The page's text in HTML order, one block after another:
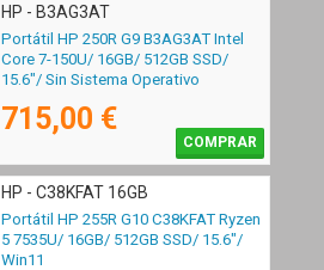
HP - B3AG3AT
Portátil HP 250R G9 B3AG3AT Intel
Core 7-150U/ 16GB/ 512GB SSD/
15.6"/ Sin Sistema Operativo
715,00 €
COMPRAR
HP - C38KFAT 16GB
Portátil HP 255R G10 C38KFAT Ryzen
5 7535U/ 16GB/ 512GB SSD/ 15.6"/
Win11